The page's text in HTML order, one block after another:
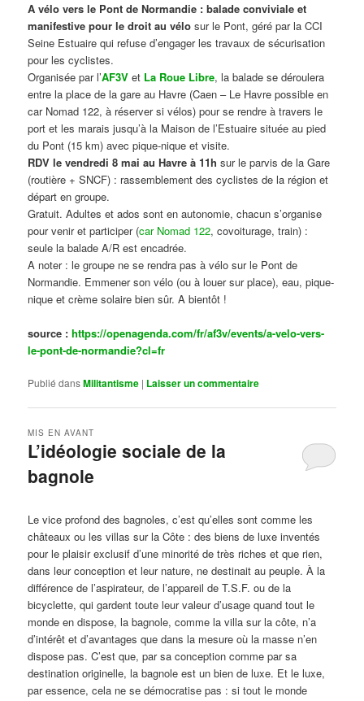
A vélo vers le Pont de Normandie : balade conviviale et
manifestive pour le droit au vélo sur le Pont, géré par la CCI
Seine Estuaire qui refuse d’engager les travaux de sécurisation
pour les cyclistes.
Organisée par l’AF3V et La Roue Libre, la balade se déroulera
entre la place de la gare au Havre (Caen – Le Havre possible en
car Nomad 122, à réserver si vélos) pour se rendre à travers le
port et les marais jusqu’à la Maison de l’Estuaire située au pied
du Pont (15 km) avec pique-nique et visite.
RDV le vendredi 8 mai au Havre à 11h sur le parvis de la Gare
(routière + SNCF) : rassemblement des cyclistes de la région et
départ en groupe.
Gratuit. Adultes et ados sont en autonomie, chacun s’organise
pour venir et participer (car Nomad 122, covoiturage, train) :
seule la balade A/R est encadrée.
A noter : le groupe ne se rendra pas à vélo sur le Pont de
Normandie. Emmener son vélo (ou à louer sur place), eau, pique-
nique et crème solaire bien sûr. A bientôt !
source :https://openagenda.com/fr/af3v/events/a-velo-vers-
le-pont-de-normandie?cl=fr
Publié dansMilitantisme | Laisser un commentaire
L’idéologie sociale de la
bagnole
MIS EN AVANT
Le vice profond des bagnoles, c’est qu’elles sont comme les
châteaux ou les villas sur la Côte : des biens de luxe inventés
pour le plaisir exclusif d’une minorité de très riches et que rien,
dans leur conception et leur nature, ne destinait au peuple. À la
différence de l’aspirateur, de l’appareil de T.S.F. ou de la
bicyclette, qui gardent toute leur valeur d’usage quand tout le
monde en dispose, la bagnole, comme la villa sur la côte, n’a
d’intérêt et d’avantages que dans la mesure où la masse n’en
dispose pas. C’est que, par sa conception comme par sa
destination originelle, la bagnole est un bien de luxe. Et le luxe,
par essence, cela ne se démocratise pas : si tout le monde